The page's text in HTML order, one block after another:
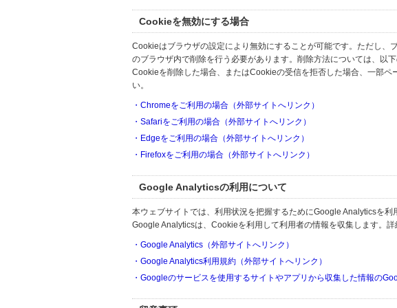
Cookieを無効にする場合
Cookieはブラウザの設定により無効にすることが可能です。ただし
のブラウザ内で削除を行う必要があります。削除方法については、以
Cookieを削除した場合、またはCookieの受信を拒否した場合、一部
い。
・Chromeをご利用の場合（外部サイトへリンク）
・Safariをご利用の場合（外部サイトへリンク）
・Edgeをご利用の場合（外部サイトへリンク）
・Firefoxをご利用の場合（外部サイトへリンク）
Google Analyticsの利用について
本ウェブサイトでは、利用状況を把握するためにGoogle Analyticsを利
Google Analyticsは、Cookieを利用して利用者の情報を収集します。
・Google Analytics（外部サイトへリンク）
・Google Analytics利用規約（外部サイトへリンク）
・Googleのサービスを使用するサイトやアプリから収集した情報の